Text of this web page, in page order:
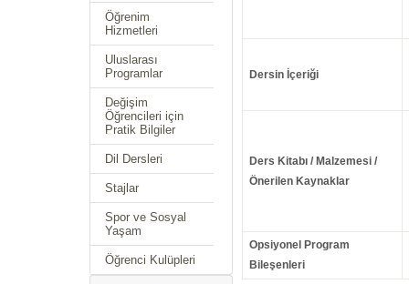
Öğrenim
Hizmetleri
Uluslarası
Programlar
Değişim
Öğrencileri için
Pratik Bilgiler
Dil Dersleri
Stajlar
Spor ve Sosyal
Yaşam
Öğrenci Kulüpleri
Dersin İçeriği
Ders Kitabı / Malzemesi /
Önerilen Kaynaklar
Opsiyonel Program
Bileşenleri